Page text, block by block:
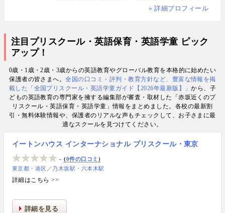
経、AERA、NewsPicksなどでの寄稿・監修実績多数
専門メディア. 英語にはじめて触れるお子様から帰国
800名にグローバル教育を実践した英語学習コーチ.
で子育て中のワーキングママなど多様な専門家が多
数. 日経・AERA with kids・AERA・NewsPicks等の
情報提供・寄稿・監修実績も豊富な“世界と子どもの
未来をつなぐ情報ハブ”です。
» 詳細プロフィール
注目プリスクール・英語保育・英語学童 ピック
アップ！
0歳・1歳・2歳・3歳からの英語教育やグローバル教育を本格的に始めたい
保護者の皆さまへ。全国の口コミ・評判・教育方針など、豊富な情報を掲
載した「全国プリスクール・英語学童ガイド【2026年最新版】」から、子
どもの英語教育の専門家を擁する編集部が審査・取材した「赤坂近くのプ
リスクール・英語保育・英語学童」情報をまとめました。各校の最新割
引・無料体験情報や、保護者のリアルな声もチェックして、お子さまに最
適なスクールを見つけてください。
イートンハウス インターナショナル プリスクール・東京
-
0件の口コミ
東京都
港区 ／ 乃木坂駅 六本木駅
詳細はこちら >>
詳細を見る